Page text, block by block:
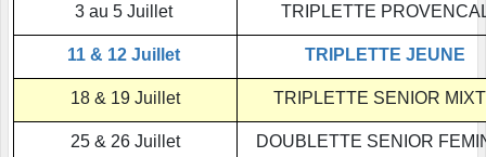
3 au 5 Juillet TRIPLETTE
11 & 12 Juillet TRIPLETTE JEUNE
18 & 19 Juillet TRIPLETTE SENIOR
25 & 26 Juillet DOUBLETTE SENIOR